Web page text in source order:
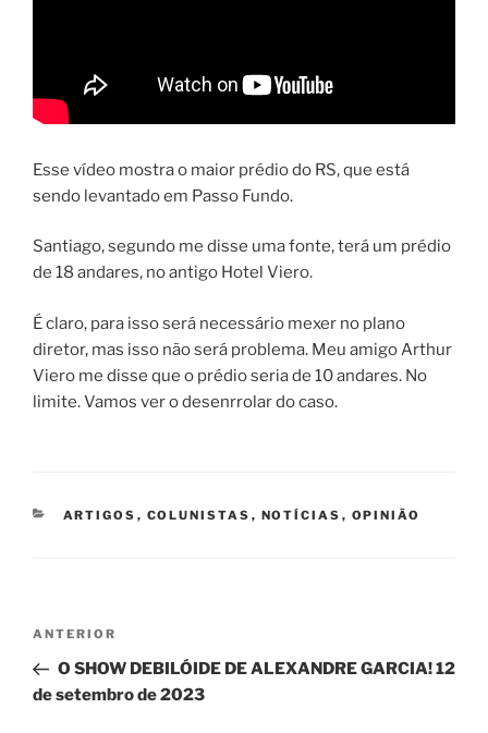
Esse vídeo mostra o maior prédio do RS, que está
sendo levantado em Passo Fundo.
Santiago, segundo me disse uma fonte, terá um prédio
de 18 andares, no antigo Hotel Viero.
É claro, para isso será necessário mexer no plano
diretor, mas isso não será problema. Meu amigo Arthur
Viero me disse que o prédio seria de 10 andares. No
limite. Vamos ver o desenrrolar do caso.
CATEGORIAS
ARTIGOS , COLUNISTAS , NOTÍCIAS , OPINIÃO
Navegação
Post
Post
anterior
ANTERIOR
O SHOW DEBILÓIDE DE ALEXANDRE GARCIA! 12
de setembro de 2023